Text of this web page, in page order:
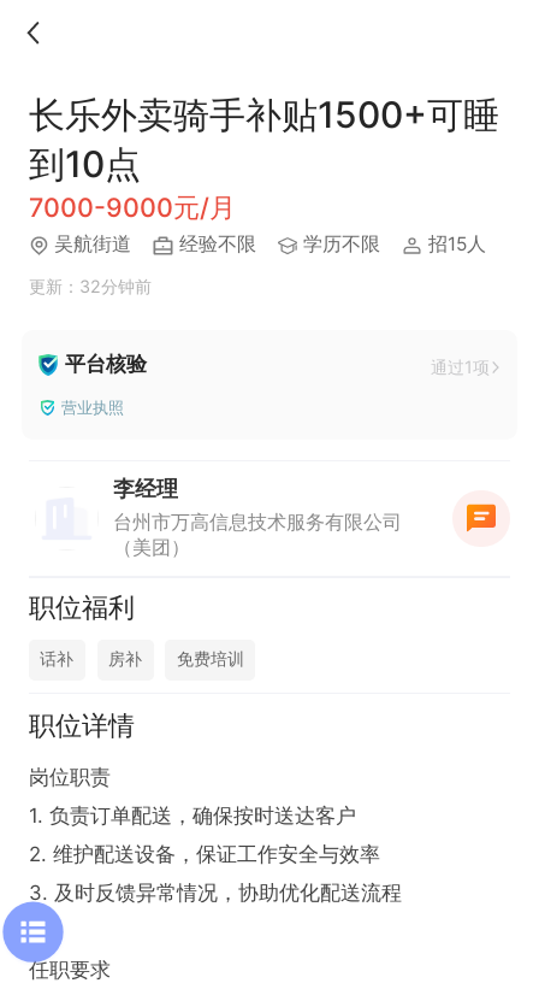
长乐外卖骑手补贴1500+可睡
到10点
7000-9000元/月
吴航街道 经验不限 学历不限 招15人
更新：32分钟前
平台核验 通过1项
营业执照
李经理
台州市万高信息技术服务有限公司
（美团）
职位福利
话补 房补 免费培训
职位详情
岗位职责
1. 负责订单配送，确保按时送达客户
2. 维护配送设备，保证工作安全与效率
3. 及时反馈异常情况，协助优化配送流程
任职要求